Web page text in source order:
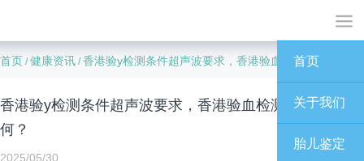
首页
关于我们
胎儿鉴定
首页 /健康资讯 /香港验y检测条件超声波要求，香港验血检测的准确性如何？
香港验y检测条件超声波要求，香港验血检测的准确性如
何？
2025/05/30